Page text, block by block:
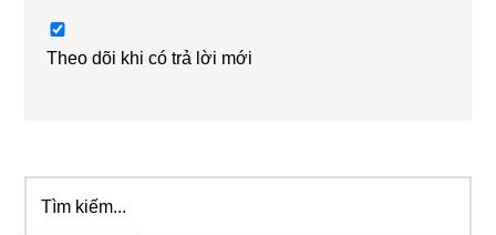
Theo dõi khi có trả lời mới
Sidebar
kiếm...